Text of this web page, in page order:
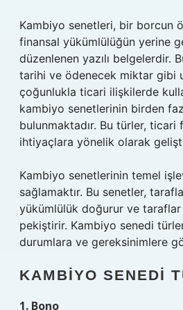
Kambiyo senetleri, bir borcun
finansal yükümlülüğün yerine
düzenlenen yazılı belgelerdir.
tarihi ve ödenecek miktar gibi
çoğunlukla ticari ilişkilerde
kambiyo senetlerinin birden
bulunmaktadır. Bu türler, ticari
ihtiyaçlara yönelik olarak
Kambiyo senetlerinin temel
sağlamaktır. Bu senetler,
yükümlülük doğurur ve taraflar
pekiştirir. Kambiyo senedi
durumlara ve gereksinimlere
KAMBIYO SENEDI
1. Bono